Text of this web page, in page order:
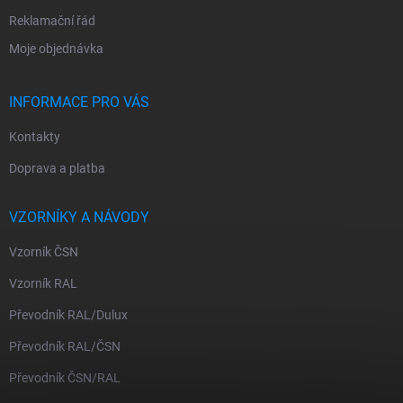
Reklamační řád
Moje objednávka
INFORMACE PRO VÁS
Kontakty
Doprava a platba
VZORNÍKY A NÁVODY
Vzorník ČSN
Vzorník RAL
Převodník RAL/Dulux
Převodník RAL/ČSN
Převodník ČSN/RAL